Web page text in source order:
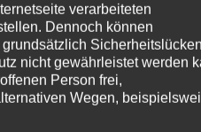
und eine Pediküre benötigen,
mobil in der Klinik
Die Nummer ist: 0680
verarbeiteten
Dennoch können
Sicherheitslücken
nicht gewährleistet werden
Person frei,
Wegen,